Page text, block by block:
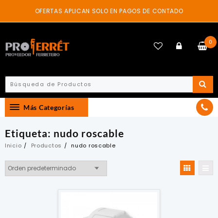
content
OFERTAS APLICAN SOLO EN PAGOS DE CONTADO
0
Más Categorías
Etiqueta: nudo roscable
Inicio Productos nudo roscable